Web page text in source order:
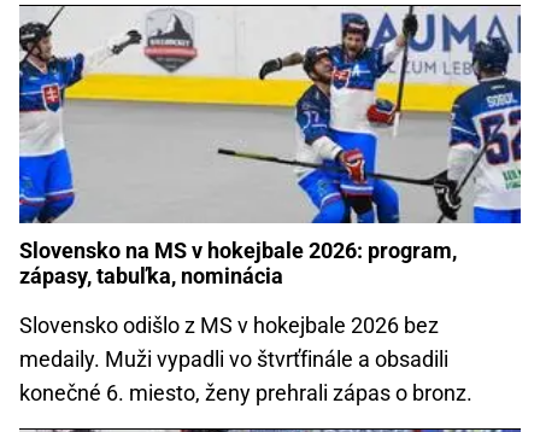
Slovensko na MS v hokejbale 2026: program,
zápasy, tabuľka, nominácia
Slovensko odišlo z MS v hokejbale 2026 bez
medaily. Muži vypadli vo štvrťfinále a obsadili
konečné 6. miesto, ženy prehrali zápas o bronz.